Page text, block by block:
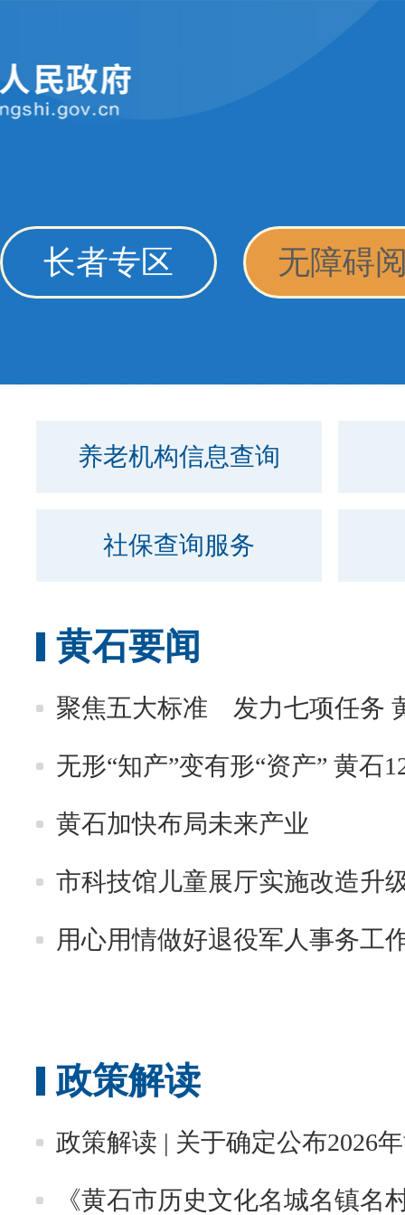
长者专区 无障碍
养老机构信息查询
社保查询服务
黄石要闻
聚焦五大标准 发力七项任务
无形“知产”变有形“资产” 黄石
黄石加快布局未来产业
市科技馆儿童展厅实施改造升
用心用情做好退役军人事务工
政策解读
政策解读 | 关于确定公布2026
《黄石市历史文化名城名镇名